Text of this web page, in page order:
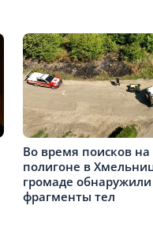
Во время поисков на
полигоне в
громаде обнаружили
фрагменты тел